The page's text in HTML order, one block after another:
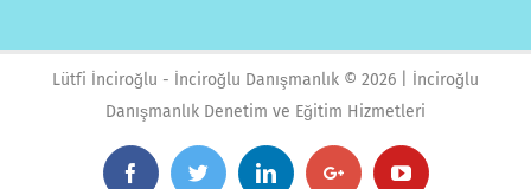
Lütfi İnciroğlu - İnciroğlu Danışmanlık © 2026 | İnciroğlu
Danışmanlık Denetim ve Eğitim Hizmetleri
FacebookTwitter LinkedinGoogle+YouTube